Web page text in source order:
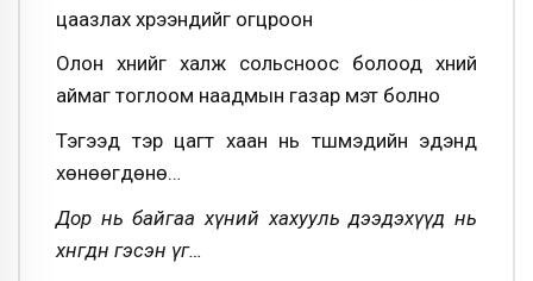
цаазлах хүрээнүүдийг огцроон
Олон хүнийг халж сольсноос болоод хүний
аймаг тоглоом наадмын газар мэт болно
Тэгээд тэр цагт хаан нь түшмэдийн эдэнд
хөнөөгдөнө…
Дор нь байгаа хүний хахууль дээдэхүүд нь
хөнөөгдөнө гэсэн үг…